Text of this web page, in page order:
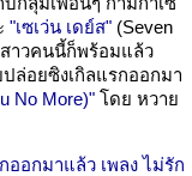
"เซเว่น เดย์ส" (Seven
าวคนนี้ก็พร้อมแล้ว
ล่อยซิงเกิลแรกออกมา
No More)" โดย หวาย
อกมาแล้ว เพลง ไม่รัก